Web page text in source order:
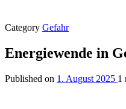
Category Gefahr
Energiewende in
Published on 1. August 2025 1